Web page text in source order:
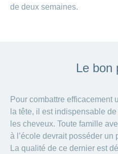
de deux semaines.
Le bon
Pour combattre efficacement
la tête, il est indispensable
les cheveux. Toute famille
à l’école devrait posséder un
La qualité de ce dernier est